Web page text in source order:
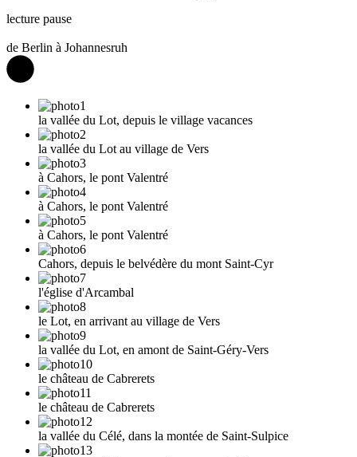
lecture pause
de Berlin à Johannesruh
la vallée du Lot, depuis le village vacances
la vallée du Lot au village de Vers
à Cahors, le pont Valentré
à Cahors, le pont Valentré
à Cahors, le pont Valentré
Cahors, depuis le belvédère du mont Saint-Cyr
l'église d'Arcambal
le Lot, en arrivant au village de Vers
la vallée du Lot, en amont de Saint-Géry-Vers
le château de Cabrerets
le château de Cabrerets
la vallée du Célé, dans la montée de Saint-Sulpice